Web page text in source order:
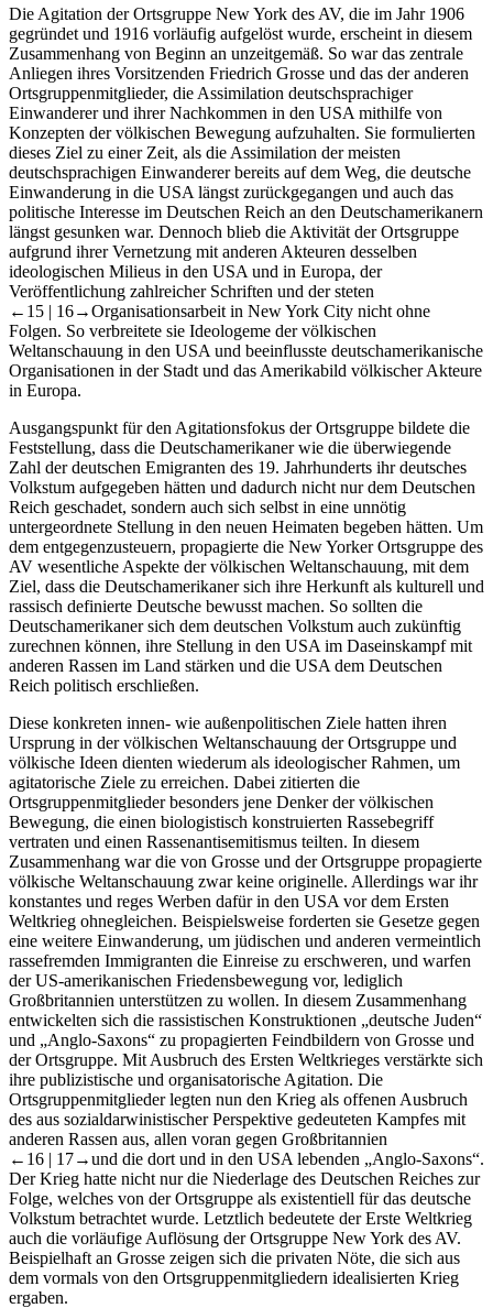
Die Agitation der Ortsgruppe New York des AV, die im Jahr 1906
gegründet und 1916 vorläufig aufgelöst wurde, erscheint in diesem
Zusammenhang von Beginn an unzeitgemäß. So war das zentrale
Anliegen ihres Vorsitzenden Friedrich Grosse und das der anderen
Ortsgruppenmitglieder, die Assimilation deutschsprachiger
Einwanderer und ihrer Nachkommen in den USA mithilfe von
Konzepten der völkischen Bewegung aufzuhalten. Sie formulierten
dieses Ziel zu einer Zeit, als die Assimilation der meisten
deutschsprachigen Einwanderer bereits auf dem Weg, die deutsche
Einwanderung in die USA längst zurückgegangen und auch das
politische Interesse im Deutschen Reich an den Deutschamerikanern
längst gesunken war. Dennoch blieb die Aktivität der Ortsgruppe
aufgrund ihrer Vernetzung mit anderen Akteuren desselben
ideologischen Milieus in den USA und in Europa, der
Veröffentlichung zahlreicher Schriften und der steten
←15 | 16→Organisationsarbeit in New York City nicht ohne
Folgen. So verbreitete sie Ideologeme der völkischen
Weltanschauung in den USA und beeinflusste deutschamerikanische
Organisationen in der Stadt und das Amerikabild völkischer Akteure
in Europa.
Ausgangspunkt für den Agitationsfokus der Ortsgruppe bildete die
Feststellung, dass die Deutschamerikaner wie die überwiegende
Zahl der deutschen Emigranten des 19. Jahrhunderts ihr deutsches
Volkstum aufgegeben hätten und dadurch nicht nur dem Deutschen
Reich geschadet, sondern auch sich selbst in eine unnötig
untergeordnete Stellung in den neuen Heimaten begeben hätten. Um
dem entgegenzusteuern, propagierte die New Yorker Ortsgruppe des
AV wesentliche Aspekte der völkischen Weltanschauung, mit dem
Ziel, dass die Deutschamerikaner sich ihre Herkunft als kulturell und
rassisch definierte Deutsche bewusst machen. So sollten die
Deutschamerikaner sich dem deutschen Volkstum auch zukünftig
zurechnen können, ihre Stellung in den USA im Daseinskampf mit
anderen Rassen im Land stärken und die USA dem Deutschen
Reich politisch erschließen.
Diese konkreten innen- wie außenpolitischen Ziele hatten ihren
Ursprung in der völkischen Weltanschauung der Ortsgruppe und
völkische Ideen dienten wiederum als ideologischer Rahmen, um
agitatorische Ziele zu erreichen. Dabei zitierten die
Ortsgruppenmitglieder besonders jene Denker der völkischen
Bewegung, die einen biologistisch konstruierten Rassebegriff
vertraten und einen Rassenantisemitismus teilten. In diesem
Zusammenhang war die von Grosse und der Ortsgruppe propagierte
völkische Weltanschauung zwar keine originelle. Allerdings war ihr
konstantes und reges Werben dafür in den USA vor dem Ersten
Weltkrieg ohnegleichen. Beispielsweise forderten sie Gesetze gegen
eine weitere Einwanderung, um jüdischen und anderen vermeintlich
rassefremden Immigranten die Einreise zu erschweren, und warfen
der US-amerikanischen Friedensbewegung vor, lediglich
Großbritannien unterstützen zu wollen. In diesem Zusammenhang
entwickelten sich die rassistischen Konstruktionen „deutsche Juden“
und „Anglo-Saxons“ zu propagierten Feindbildern von Grosse und
der Ortsgruppe. Mit Ausbruch des Ersten Weltkrieges verstärkte sich
ihre publizistische und organisatorische Agitation. Die
Ortsgruppenmitglieder legten nun den Krieg als offenen Ausbruch
des aus sozialdarwinistischer Perspektive gedeuteten Kampfes mit
anderen Rassen aus, allen voran gegen Großbritannien
←16 | 17→und die dort und in den USA lebenden „Anglo-Saxons“.
Der Krieg hatte nicht nur die Niederlage des Deutschen Reiches zur
Folge, welches von der Ortsgruppe als existentiell für das deutsche
Volkstum betrachtet wurde. Letztlich bedeutete der Erste Weltkrieg
auch die vorläufige Auflösung der Ortsgruppe New York des AV.
Beispielhaft an Grosse zeigen sich die privaten Nöte, die sich aus
dem vormals von den Ortsgruppenmitgliedern idealisierten Krieg
ergaben.